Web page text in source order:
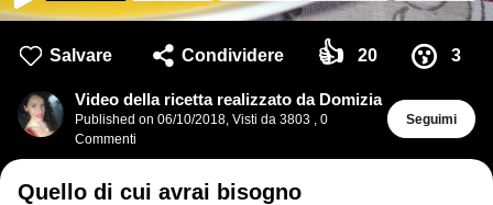
Salvare Condividere 👍 20 😗 3
Video della ricetta realizzato da Domizia
Published on 06/10/2018 Visti da 3803
0
Commenti
Seguimi
Quello di cui avrai bisogno